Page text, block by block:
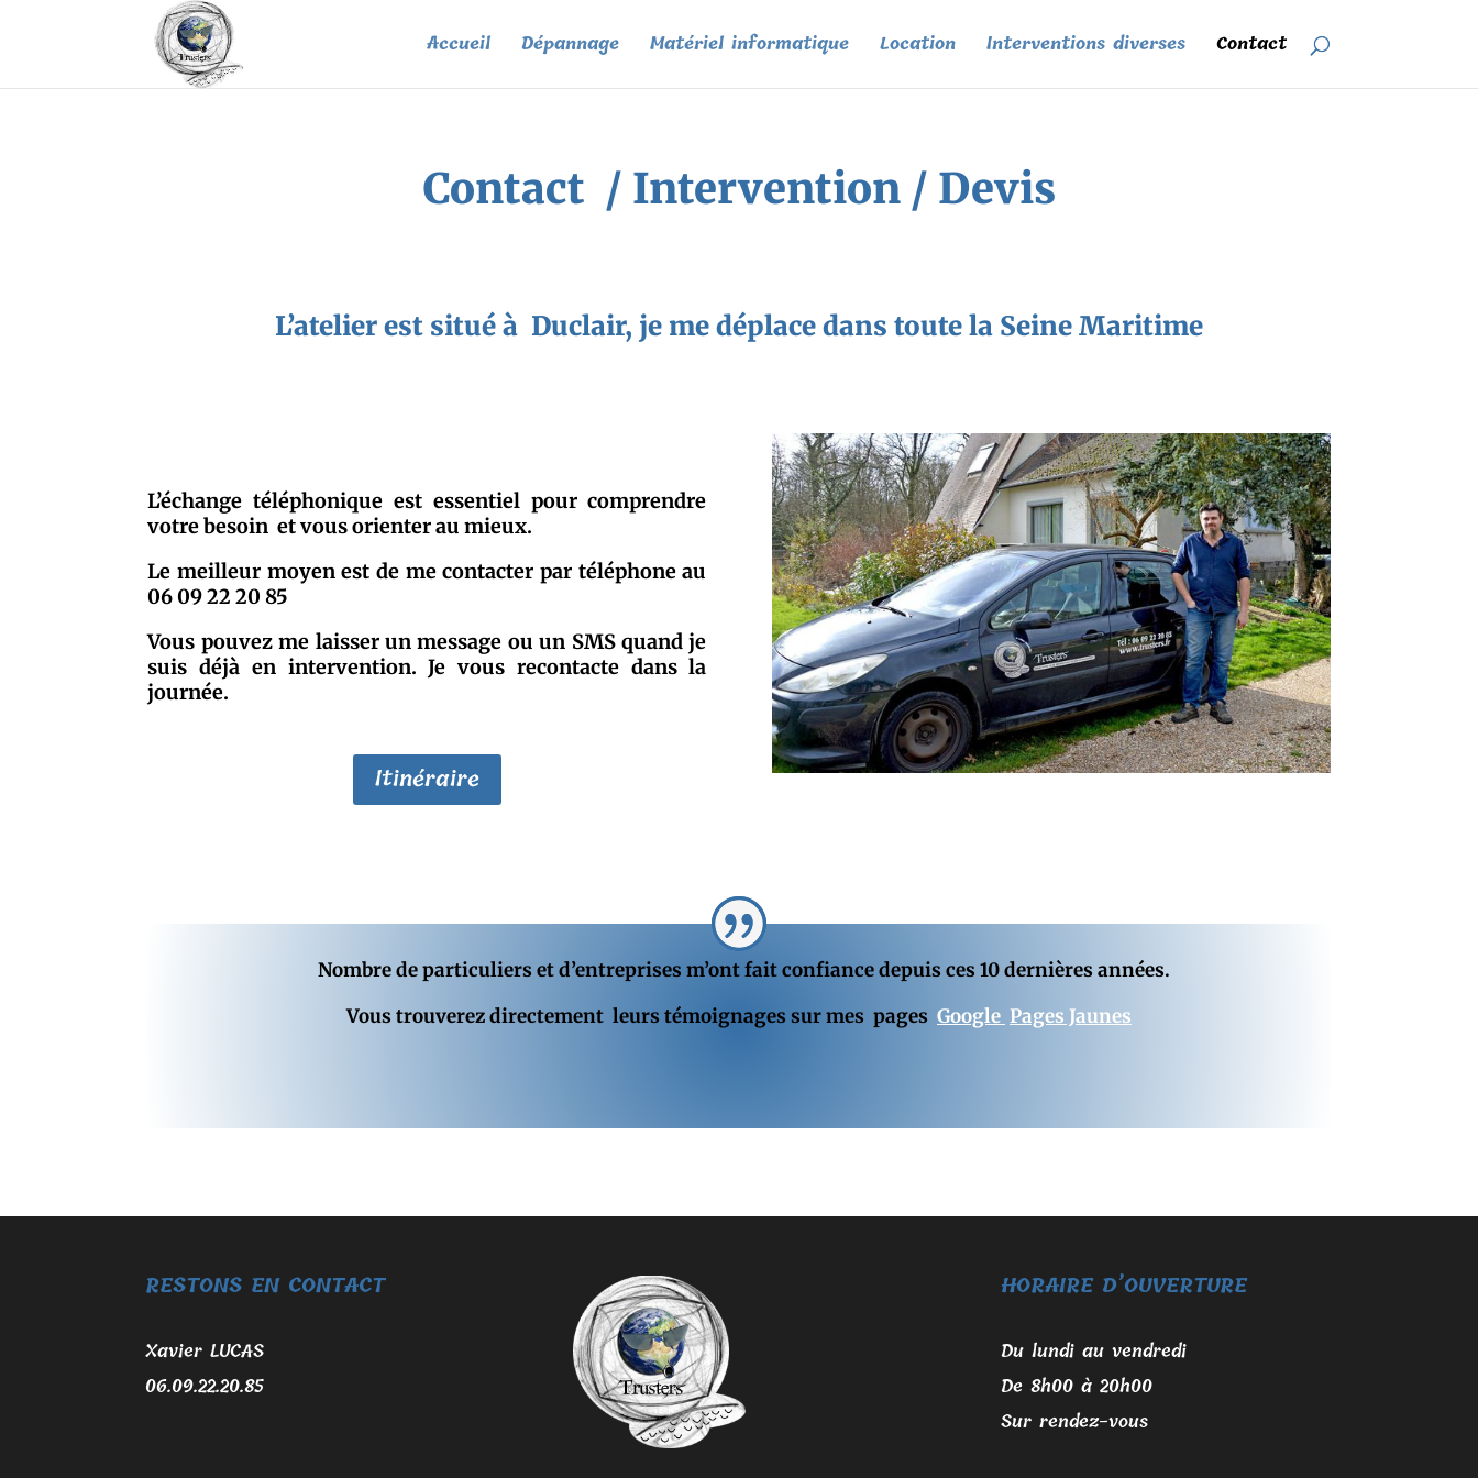
Accueil Dépannage Matériel informatique Location Interventions diverses Contact
Contact / Intervention / Devis
L’atelier est situé à Duclair, je me déplace dans toute la Seine Maritime
L’échange téléphonique est essentiel pour comprendre
votre besoin et vous orienter au mieux.
Le meilleur moyen est de me contacter par téléphone au
06 09 22 20 85
Vous pouvez me laisser un message ou un SMS quand je
suis déjà en intervention. Je vous recontacte dans la
journée.
Itinéraire
Nombre de particuliers et d’entreprises m’ont fait confiance depuis ces 10 dernières années.
Vous trouverez directement leurs témoignages sur mes pages Google Pages Jaunes
RESTONS EN CONTACT
Xavier LUCAS
06.09.22.20.85
HORAIRE D’OUVERTURE
Du lundi au vendredi
De 8h00 à 20h00
Sur rendez-vous